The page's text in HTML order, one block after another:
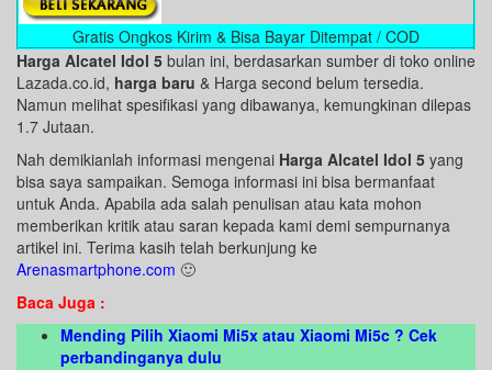
Gratis Ongkos Kirim & Bisa Bayar Ditempat / COD
Harga Alcatel Idol 5 bulan ini, berdasarkan sumber di toko online
Lazada.co.id, harga baru & Harga second belum tersedia.
Namun melihat spesifikasi yang dibawanya, kemungkinan dilepas
1.7 Jutaan.
Nah demikianlah informasi mengenai Harga Alcatel Idol 5 yang
bisa saya sampaikan. Semoga informasi ini bisa bermanfaat
untuk Anda. Apabila ada salah penulisan atau kata mohon
memberikan kritik atau saran kepada kami demi sempurnanya
artikel ini. Terima kasih telah berkunjung ke
Arenasmartphone.com 🙂
Baca Juga :
Mending Pilih Xiaomi Mi5x atau Xiaomi Mi5c ? Cek
perbandinganya dulu